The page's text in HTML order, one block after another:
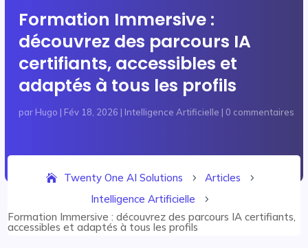
Formation Immersive :
découvrez des parcours IA
certifiants, accessibles et
adaptés à tous les profils
par Hugo | Fév 18, 2026 | Intelligence Artificielle | 0 commentaires
Twenty One AI Solutions 5 Articles 5
Intelligence Artificielle 5
Formation Immersive : découvrez des parcours IA certifiants,
accessibles et adaptés à tous les profils